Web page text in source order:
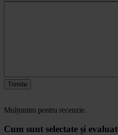
Trimite
Mulțumim pentru recenzie.
Cum sunt selectate și